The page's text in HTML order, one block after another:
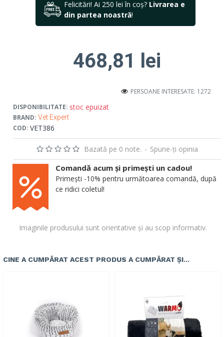
Felicitări! Ai 250 lei în coș? Livrarea e
din partea noastră!
DISPONIBILITATE: stoc epuizat
BRAND: Vet Expert
COD: VET386
PERSOANE INTERESATE: 1272
Bazată pe 0 note. - Spune-ţi opinia
468,81 lei
Imaginile produsului sunt orientative și au scop informativ.
Comandă acum și primești un cadou!
Primești -10% pentru următoarea comandă, după
ce ridici coletul!
CINE A CUMPĂRAT ACEST PRODUS A CUMPĂRAT ȘI...